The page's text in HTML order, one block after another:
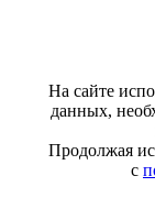
На сайте
данных,
Продолжая
с